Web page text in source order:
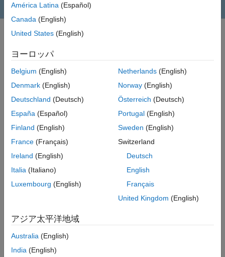
Choose from a variety of video series to
clearer understanding of emerging
technologies.
América Latina (Español)
Canada (English)
United States (English)
ヨーロッパ
Belgium (English)
Denmark (English)
Deutschland (Deutsch)
España (Español)
Finland (English)
France (Français)
Ireland (English)
Italia (Italiano)
Luxembourg (English)
Netherlands(English)
Norway(English)
Österreich (Deutsch)
Portugal(English)
Sweden (English)
Switzerland
Deutsch
English
Français
United Kingdom (English)
アジア太平洋地域
Australia (English)
India (English)